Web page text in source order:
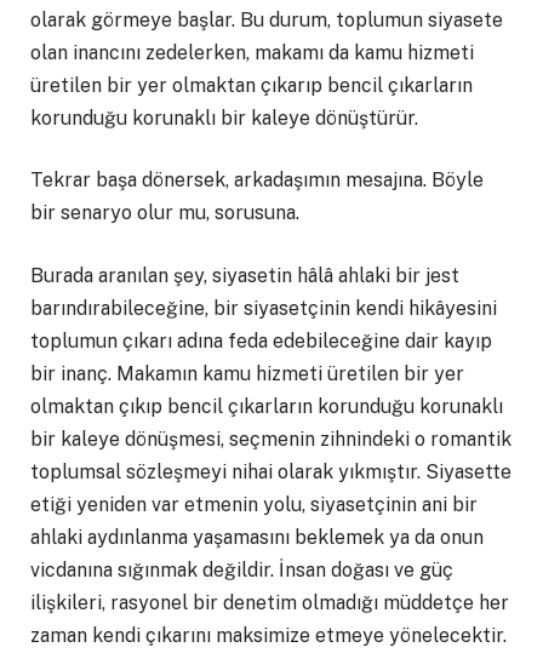
olarak görmeye başlar. Bu durum, toplumun siyasete
olan inancını zedelerken, makamı da kamu hizmeti
üretilen bir yer olmaktan çıkarıp bencil çıkarların
korunduğu korunaklı bir kaleye dönüştürür.
Tekrar başa dönersek, arkadaşımın mesajına. Böyle
bir senaryo olur mu, sorusuna.
Burada aranılan şey, siyasetin hâlâ ahlaki bir jest
barındırabileceğine, bir siyasetçinin kendi hikâyesini
toplumun çıkarı adına feda edebileceğine dair kayıp
bir inanç. Makamın kamu hizmeti üretilen bir yer
olmaktan çıkıp bencil çıkarların korunduğu korunaklı
bir kaleye dönüşmesi, seçmenin zihnindeki o romantik
toplumsal sözleşmeyi nihai olarak yıkmıştır. Siyasette
etiği yeniden var etmenin yolu, siyasetçinin ani bir
ahlaki aydınlanma yaşamasını beklemek ya da onun
vicdanına sığınmak değildir. İnsan doğası ve güç
ilişkileri, rasyonel bir denetim olmadığı müddetçe her
zaman kendi çıkarını maksimize etmeye yönelecektir.